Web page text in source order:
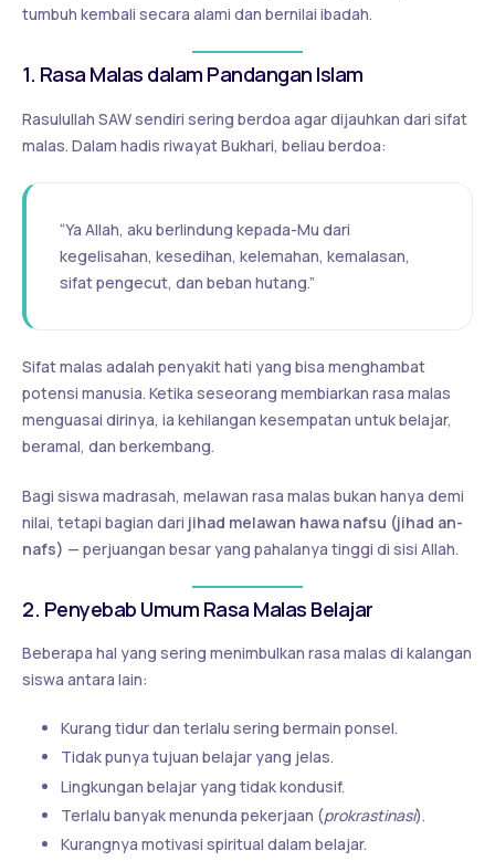
tumbuh kembali secara alami dan bernilai ibadah.
1. Rasa Malas dalam Pandangan Islam
Rasulullah SAW sendiri sering berdoa agar dijauhkan dari sifat
malas. Dalam hadis riwayat Bukhari, beliau berdoa:
“Ya Allah, aku berlindung kepada-Mu dari
kegelisahan, kesedihan, kelemahan, kemalasan,
sifat pengecut, dan beban hutang.”
Sifat malas adalah penyakit hati yang bisa menghambat
potensi manusia. Ketika seseorang membiarkan rasa malas
menguasai dirinya, ia kehilangan kesempatan untuk belajar,
beramal, dan berkembang.
Bagi siswa madrasah, melawan rasa malas bukan hanya demi
nilai, tetapi bagian dari jihad melawan hawa nafsu (jihad an-
nafs) — perjuangan besar yang pahalanya tinggi di sisi Allah.
2. Penyebab Umum Rasa Malas Belajar
Beberapa hal yang sering menimbulkan rasa malas di kalangan
siswa antara lain:
Kurang tidur dan terlalu sering bermain ponsel.
Tidak punya tujuan belajar yang jelas.
Lingkungan belajar yang tidak kondusif.
Terlalu banyak menunda pekerjaan (prokrastinasi).
Kurangnya motivasi spiritual dalam belajar.